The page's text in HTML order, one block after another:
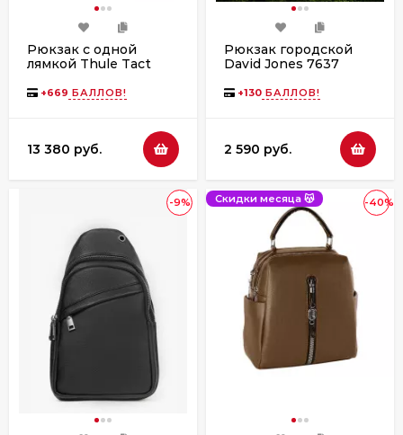
Рюкзак с одной
лямкой Thule Tact
+669 БАЛЛОВ!
13 380 руб.
Рюкзак городской
David Jones 7637
+130 БАЛЛОВ!
2 590 руб.
-9% -40%
Скидки месяца 😽